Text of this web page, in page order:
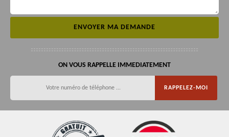
ON VOUS RAPPELLE IMMEDIATEMENT